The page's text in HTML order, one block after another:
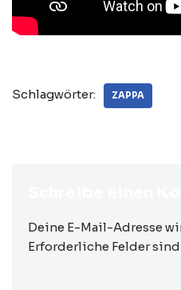
Schlagwörter: ZAPPA
Deine E-Mail-Adresse
Erforderliche Felder